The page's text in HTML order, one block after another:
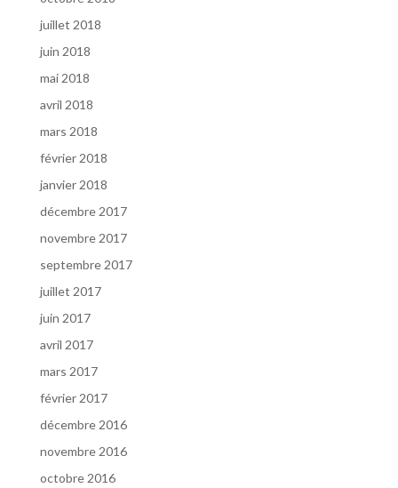
juillet 2018
juin 2018
mai 2018
avril 2018
mars 2018
février 2018
janvier 2018
décembre 2017
novembre 2017
septembre 2017
juillet 2017
juin 2017
avril 2017
mars 2017
février 2017
décembre 2016
novembre 2016
octobre 2016